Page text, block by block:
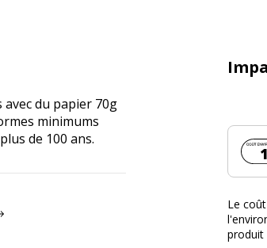
du papier 70g
minimums
de 100 ans.
Le
produit